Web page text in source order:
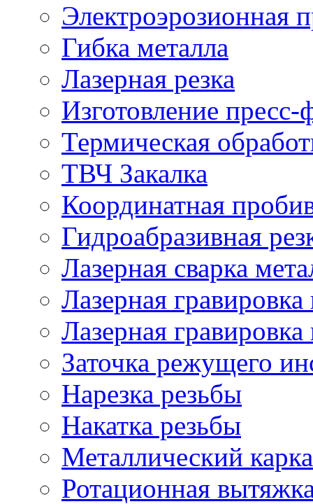
Электроэрозионная
Гибка металла
Лазерная резка
Изготовление
Термическая
ТВЧ Закалка
Координатная
Гидроабразивная
Лазерная сварка
Лазерная гравировка
Лазерная
Заточка режущего
Нарезка резьбы
Накатка резьбы
Металлический
Ротационная